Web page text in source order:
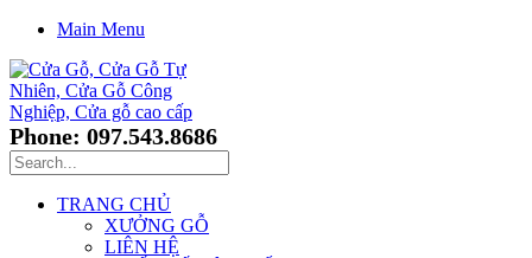
Main Menu
Phone: 097.543.8686
TRANG CHỦ
XƯỞNG GỖ
LIÊN HỆ